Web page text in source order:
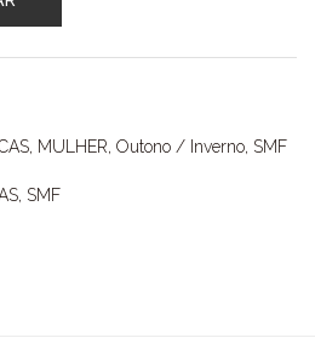
, MULHER, Outono / Inverno, SMF
, SMF